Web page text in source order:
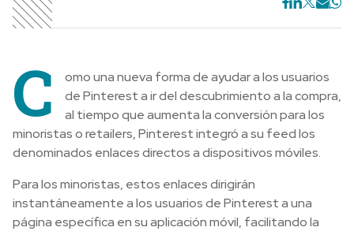
C
omo una nueva forma de ayudar a los usuarios
de Pinterest a ir del descubrimiento a la compra,
al tiempo que aumenta la conversión para los
minoristas o retailers, Pinterest integró a su feed los
denominados enlaces directos a dispositivos móviles.
Para los minoristas, estos enlaces dirigirán
instantáneamente a los usuarios de Pinterest a una
página específica en su aplicación móvil, facilitando la